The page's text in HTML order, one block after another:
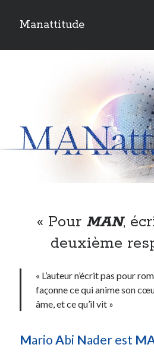
Manattitude
Sidebar
TOUTES LES PUBLICATIONS
Archives
Archives
« Pour MAN,
deuxième
« L’auteur n’écrit pas pour
façonne ce qui anime son
âme, et ce qu’il vit »
Mario Abi Nader est